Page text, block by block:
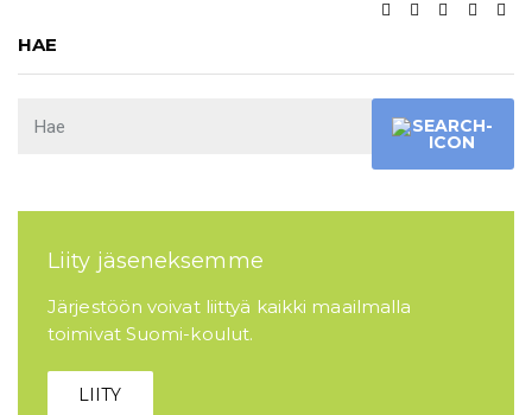
HAE
Liity jäseneksemme
Järjestöön voivat liittyä kaikki maailmalla
toimivat Suomi-koulut.
LIITY